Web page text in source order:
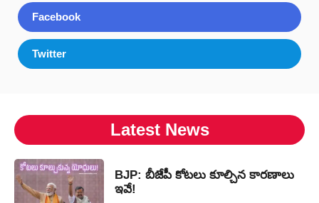
Facebook
Twitter
Latest News
BJP: బీజేపీ కోటలు కూల్చిన కారణాలు
ఇవే!